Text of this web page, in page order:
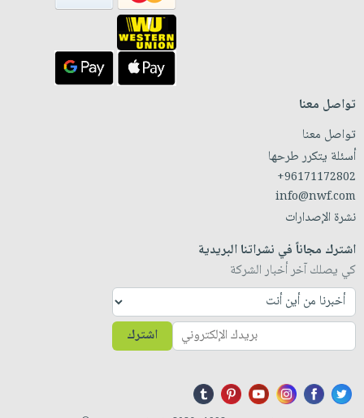
تواصل معنا
تواصل معنا
أسئلة يتكرر طرحها
+96171172802
info@nwf.com
نشرة الإصدارات
اشترك مجاناً في نشراتنا البريدية
كي يصلك آخر أخبار الشركة
اشترك